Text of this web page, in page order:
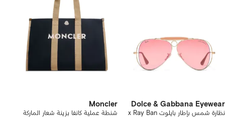
Dolce & Gabbana Eyewear
نظارة شمس بإطار بايلوت x Ray Ban
Moncler
شنطة عملية كانفا بزينة شعار الماركة